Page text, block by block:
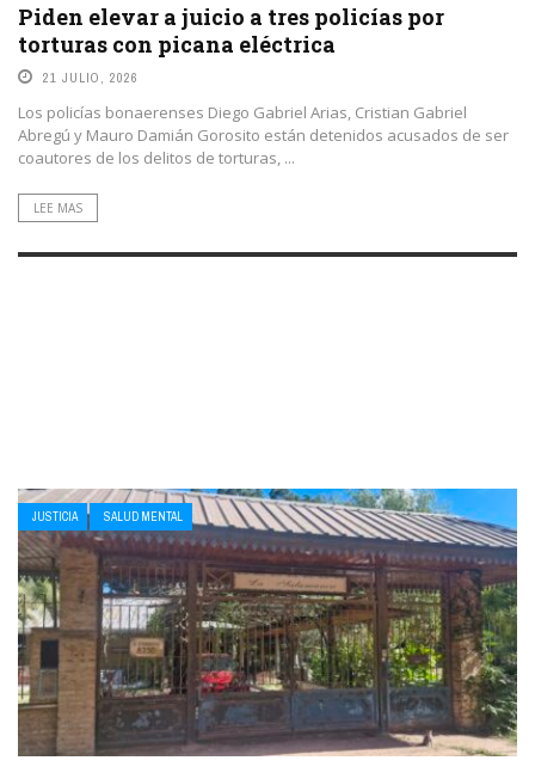
Piden elevar a juicio a tres policías por
torturas con picana eléctrica
21 JULIO, 2026
Los policías bonaerenses Diego Gabriel Arias, Cristian Gabriel
Abregú y Mauro Damián Gorosito están detenidos acusados de ser
coautores de los delitos de torturas, ...
LEE MAS
JUSTICIA SALUD MENTAL